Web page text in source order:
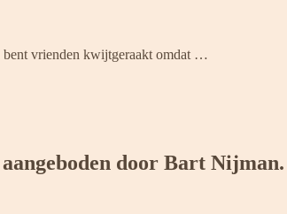
bent vrienden kwijtgeraakt omdat …
door Bart Nijman.